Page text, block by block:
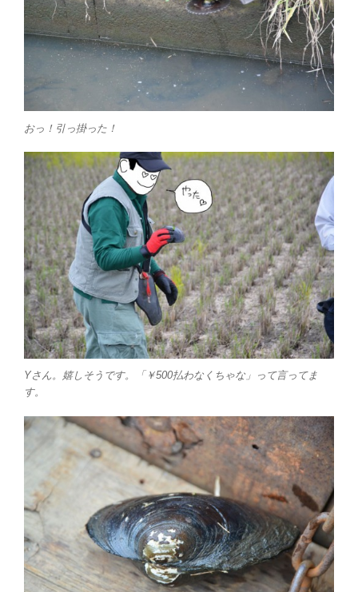
おっ！引っ掛った！
Yさん。嬉しそうです。「￥500払わなくちゃな」って言ってま
す。